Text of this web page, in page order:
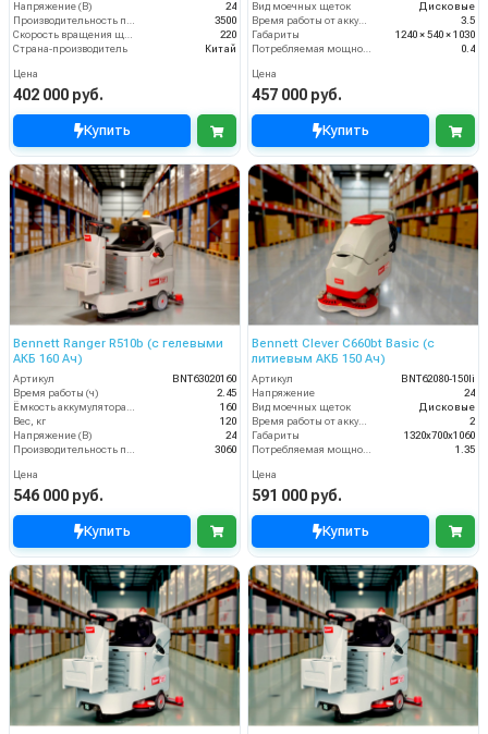
Напряжение (В)
24
Производительность по площади (м2/ч)
3500
Скорость вращения щётки (об/мин)
220
Страна-производитель
Китай
Цена
402 000 руб.
Купить
Вид моечных щеток
Дисковые
Время работы от аккумуляторов (ч)
3.5
Габариты
1240 × 540 × 1030
Потребляемая мощность (кВт)
0.4
Цена
457 000 руб.
Купить
Bennett Ranger R510b (с гелевыми
АКБ 160 Ач)
Артикул
BNT63020160
Время работы (ч)
2.45
160
Вес, кг
120
Напряжение (В)
24
3060
Цена
546 000 руб.
Купить
Bennett Clever C660bt Basic (с
литиевым АКБ 150 Ач)
Артикул
BNT62080-150li
Напряжение
24
Вид моечных щеток
Дисковые
Время работы от аккумуляторов (ч)
2
Габариты
1320х700х1060
1.35
Цена
591 000 руб.
Купить